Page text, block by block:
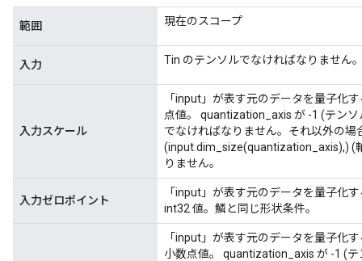
範囲 現在のスコープ
入力 Tin のテンソルでなければなりません
入力スケール
「input」が表す元のデータを量子化
点値。 quantization_axis が -1 (テン
でなければなりません。それ以外の場
(input.dim_size(quantization_axis),) (
りません。
入力ゼロポイント
「input」が表す元のデータを量子化
int32 値。鱗と同じ形状条件。
「input」が表す元のデータを量子化
小数点値。 quantization_axis が -1 (